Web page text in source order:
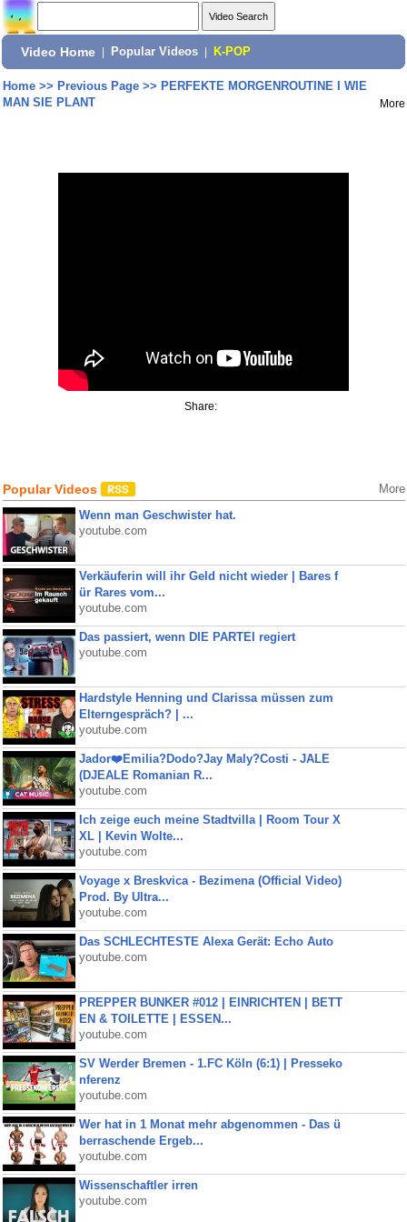
Video Home Popular Videos K-POP
Home>> Previous Page>> PERFEKTE MORGENROUTINE I WIE
MAN SIE PLANT
More
Share:
Popular Videos More
Wenn man Geschwister hat.
youtube.com
Verkäuferin will ihr Geld nicht wieder | Bares f
ür Rares vom...
youtube.com
Das passiert, wenn DIE PARTEI regiert
youtube.com
Hardstyle Henning und Clarissa müssen zum
Elterngespräch? | ...
youtube.com
Jador❤️Emilia?Dodo?Jay Maly?Costi - JALE
(DJEALE Romanian R...
youtube.com
Ich zeige euch meine Stadtvilla | Room Tour X
XL | Kevin Wolte...
youtube.com
Voyage x Breskvica - Bezimena (Official Video)
Prod. By Ultra...
youtube.com
Das SCHLECHTESTE Alexa Gerät: Echo Auto
youtube.com
PREPPER BUNKER #012 | EINRICHTEN | BETT
EN & TOILETTE | ESSEN...
youtube.com
SV Werder Bremen - 1.FC Köln (6:1) | Presseko
nferenz
youtube.com
Wer hat in 1 Monat mehr abgenommen - Das ü
berraschende Ergeb...
youtube.com
Wissenschaftler irren
youtube.com